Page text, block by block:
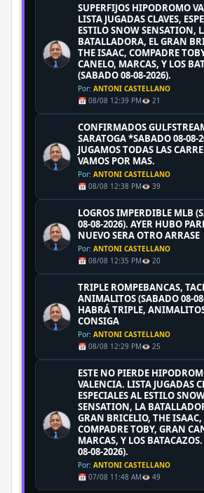
SUPERFIJOS HIPODROMO
LISTA JUGADAS CLAVES,
ESTILO SNOW SENSATION,
BATALLADORA, EL GRAN
THE ISAAC, COMPADRE
CANELO, MARCAS, Y LOS
(SABADO 08-08-2026).
Por: ANTONI CASTELLANO
📅 08/08 12:39 PM👁️ 21
CONFIRMADOS
SARATOGA *SABADO 08-08-
JUGAMOS TODAS LAS
VAMOS POR MAS.
Por: ANTONI CASTELLANO
📅 08/08 12:38 PM👁️ 39
LOGROS IMPERDIBLE MLB
08-08-2026). AYER HUBO
NUEVO SERA OTRO ARRASE
Por: ANTONI CASTELLANO
📅 08/08 12:35 PM👁️ 20
TRIPLE ROMPEBANCAS,
ANIMALITOS (SABADO 08-
HABRÁ TRIPLE,
CONSIGA
Por: ANTONI CASTELLANO
📅 08/08 12:29 PM👁️ 25
ESTE NO PIERDE
VALENCIA. LISTA JUGADAS
ESPECIALES AL ESTILO
SENSATION, LA
GRAN BRICELIO, THE ISAAC,
COMPADRE TOBY, GRAN
MARCAS, Y LOS
08-08-2026).
Por: ANTONI CASTELLANO
📅 07/08 11:48 AM👁️ 49